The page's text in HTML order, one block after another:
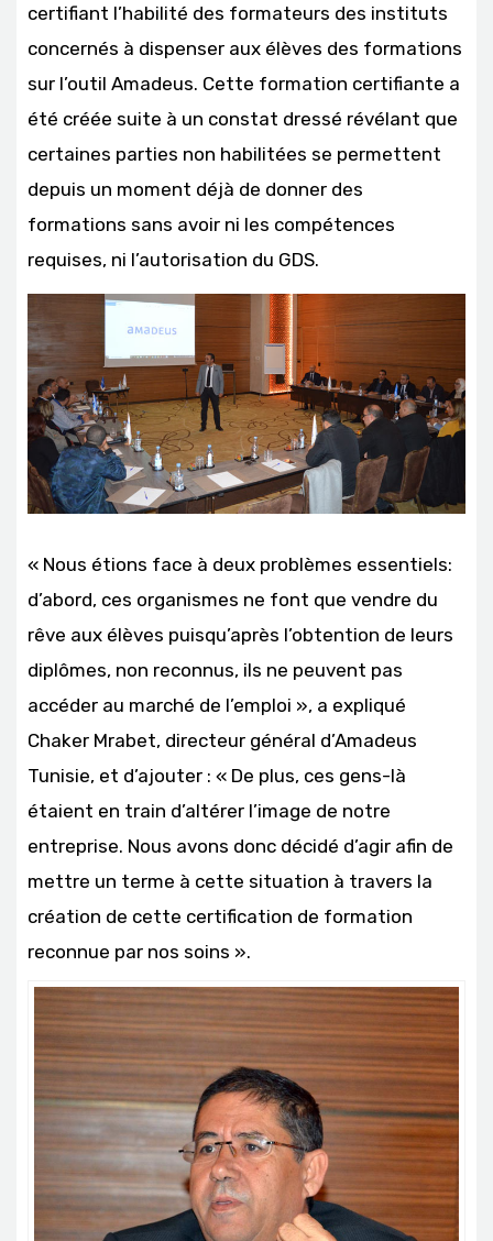
certifiant l’habilité des formateurs des instituts
concernés à dispenser aux élèves des formations
sur l’outil Amadeus. Cette formation certifiante a
été créée suite à un constat dressé révélant que
certaines parties non habilitées se permettent
depuis un moment déjà de donner des
formations sans avoir ni les compétences
requises, ni l’autorisation du GDS.
« Nous étions face à deux problèmes essentiels:
d’abord, ces organismes ne font que vendre du
rêve aux élèves puisqu’après l’obtention de leurs
diplômes, non reconnus, ils ne peuvent pas
accéder au marché de l’emploi », a expliqué
Chaker Mrabet, directeur général d’Amadeus
Tunisie, et d’ajouter : « De plus, ces gens-là
étaient en train d’altérer l’image de notre
entreprise. Nous avons donc décidé d’agir afin de
mettre un terme à cette situation à travers la
création de cette certification de formation
reconnue par nos soins ».